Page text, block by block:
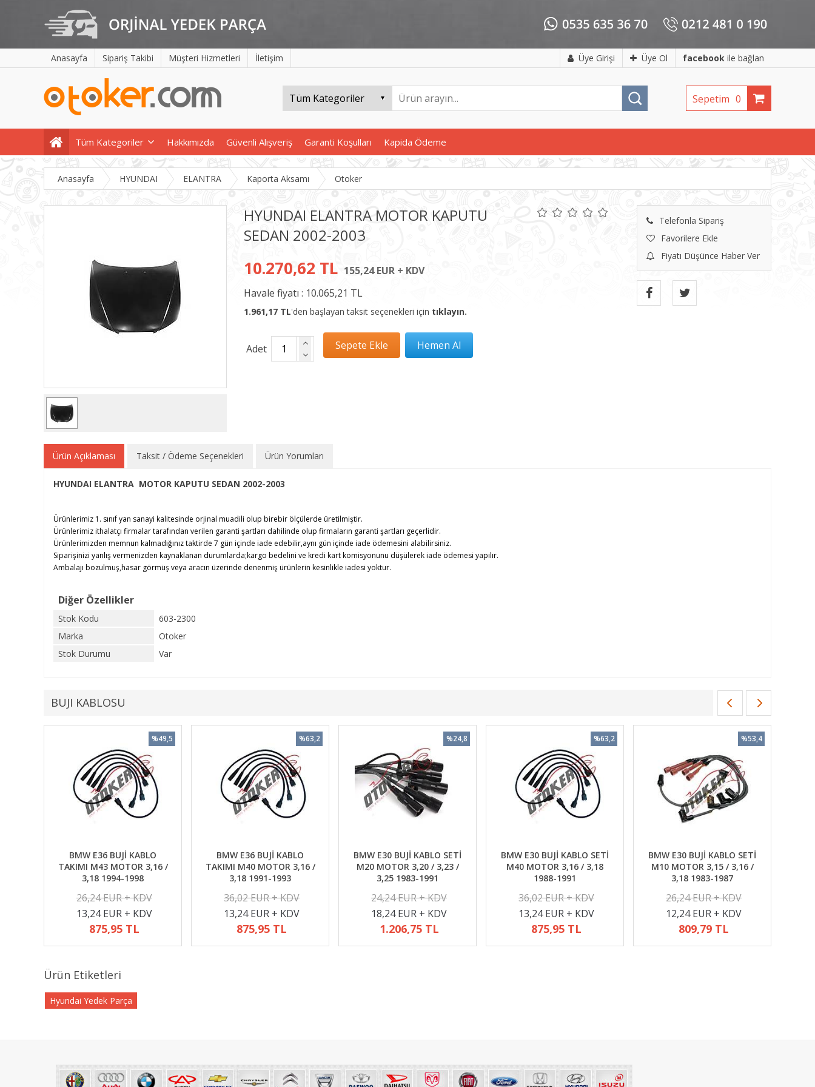
Anasayfa Sipariş Takibi Müşteri Hizmetleri İletişim Üye Girişi Üye Ol facebook ile bağlan
Sepetim 0
Tüm Kategoriler Hakkımızda Güvenli Alışveriş Garanti Koşulları Kapida Ödeme
Anasayfa HYUNDAI ELANTRA Kaporta Aksamı Otoker
HYUNDAI ELANTRA MOTOR KAPUTU
SEDAN 2002-2003
Telefonla Sipariş
Favorilere Ekle
Fiyatı Düşünce Haber Ver
10.270,62 TL 155,24 EUR + KDV
Havale fiyatı : 10.065,21 TL
1.961,17 TL'den başlayan taksit seçenekleri için tıklayın.
Adet
Ürün Açıklaması Taksit / Ödeme Seçenekleri Ürün Yorumları
HYUNDAI ELANTRA MOTOR KAPUTU SEDAN 2002-2003
Ürünlerimiz 1. sınıf yan sanayi kalitesinde orjinal muadili olup birebir ölçülerde üretilmiştir.
Ürünlerimiz ithalatçı firmalar tarafından verilen garanti şartları dahilinde olup firmaların garanti şartları geçerlidir.
Ürünlerimizden memnun kalmadığınız taktirde 7 gün içinde iade edebilir,aynı gün içinde iade ödemesini alabilirsiniz.
Siparişinizi yanlış vermenizden kaynaklanan durumlarda;kargo bedelini ve kredi kart komisyonunu düşülerek iade ödemesi yapılır.
Ambalajı bozulmuş,hasar görmüş veya aracın üzerinde denenmiş ürünlerin kesinlikle iadesi yoktur.
Diğer Özellikler
Stok Kodu
603-2300
Marka
Otoker
Stok Durumu
Var
BUJI KABLOSU
BMW E36 BUJİ KABLO
TAKIMI M43 MOTOR 3,16 /
3,18 1994-1998
26,24 EUR + KDV
13,24 EUR + KDV
875,95 TL
%49,5
BMW E36 BUJİ KABLO
TAKIMI M40 MOTOR 3,16 /
3,18 1991-1993
36,02 EUR + KDV
13,24 EUR + KDV
875,95 TL
%63,2
BMW E30 BUJİ KABLO SETİ
M20 MOTOR 3,20 / 3,23 /
3,25 1983-1991
24,24 EUR + KDV
18,24 EUR + KDV
1.206,75 TL
%24,8
BMW E30 BUJİ KABLO SETİ
M40 MOTOR 3,16 / 3,18
1988-1991
36,02 EUR + KDV
13,24 EUR + KDV
875,95 TL
%63,2
BMW E30 BUJİ KABLO SETİ
M10 MOTOR 3,15 / 3,16 /
3,18 1983-1987
26,24 EUR + KDV
12,24 EUR + KDV
809,79 TL
%53,4
Ürün Etiketleri
Hyundai Yedek Parça